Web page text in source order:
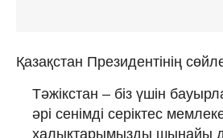
Қазақстан Президентінің
Тәжікстан – біз үшін
әрі сенімді серіктес
халықтарымызды шынайы